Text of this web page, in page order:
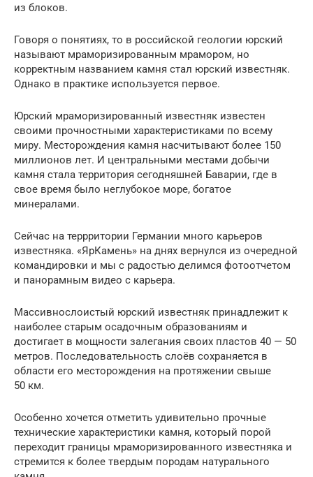
из блоков.
Говоря о понятиях, то в российской геологии юрский
называют мраморизированным мрамором, но
корректным названием камня стал юрский известняк.
Однако в практике используется первое.
Юрский мраморизированный известняк известен
своими прочностными характеристиками по всему
миру. Месторождения камня насчитывают более 150
миллионов лет. И центральными местами добычи
камня стала территория сегодняшней Баварии, где в
свое время было неглубокое море, богатое
минералами.
Сейчас на террритории Германии много карьеров
известняка. «ЯрКамень» на днях вернулся из очередной
командировки и мы с радостью делимся фотоотчетом
и панорамным видео с карьера.
Массивнослоистый юрский известняк принадлежит к
наиболее старым осадочным образованиям и
достигает в мощности залегания своих пластов 40 — 50
метров. Последовательность слоёв сохраняется в
области его месторождения на протяжении свыше
50 км.
Особенно хочется отметить удивительно прочные
технические характеристики камня, который порой
переходит границы мраморизированного известняка и
стремится к более твердым породам натурального